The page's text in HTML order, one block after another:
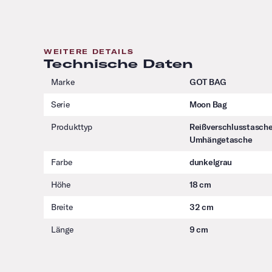
WEITERE DETAILS
Technische Daten
Marke GOT BAG
Serie Moon Bag
Produkttyp
Umhängetasche
Farbe dunkelgrau
Höhe 18 cm
Breite 32 cm
Länge 9 cm